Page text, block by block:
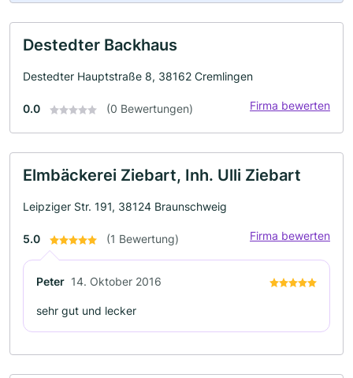
Destedter Backhaus
Destedter Hauptstraße 8, 38162 Cremlingen
0.0 (0 Bewertungen) Firma bewerten
Elmbäckerei Ziebart, Inh. Ulli Ziebart
Leipziger Str. 191, 38124 Braunschweig
5.0 (1 Bewertung) Firma bewerten
Peter 14. Oktober 2016
sehr gut und lecker